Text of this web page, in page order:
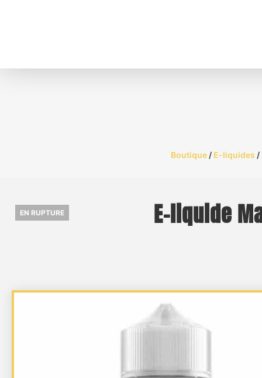
Boutique / E-liquides /
E-liquide
EN RUPTURE